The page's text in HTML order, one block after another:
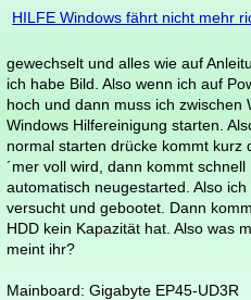
HILFE Windows fährt nicht mehr
gewechselt und alles wie auf
ich habe Bild. Also wenn ich auf
hoch und dann muss ich zwischen
Windows Hilfereinigung starten.
normal starten drücke kommt kurz
´mer voll wird, dann kommt
automatisch neugestarted. Also
versucht und gebootet. Dann
HDD kein Kapazität hat. Also was
meint ihr?
Mainboard: Gigabyte EP45-UD3R